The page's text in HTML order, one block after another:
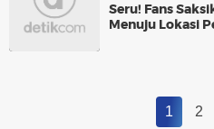
Seru! Fans
Menuju Lokasi
1 2